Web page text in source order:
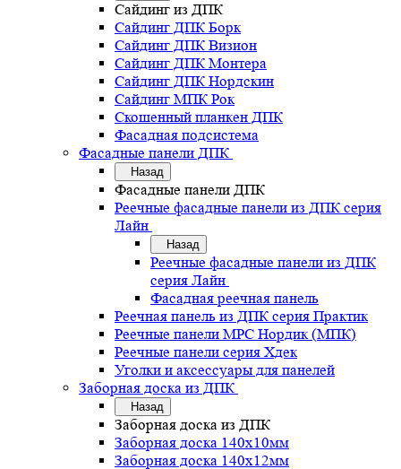
Сайдинг из ДПК
Сайдинг ДПК Борк
Сайдинг ДПК Визион
Сайдинг ДПК Монтера
Сайдинг ДПК Нордскин
Сайдинг МПК Рок
Скошенный планкен ДПК
Фасадная подсистема
Фасадные панели ДПК
Назад
Фасадные панели ДПК
Реечные фасадные панели из ДПК серия
Лайн
Назад
Реечные фасадные панели из ДПК
серия Лайн
Фасадная реечная панель
Реечная панель из ДПК серия Практик
Реечные панели MPC Нордик (МПК)
Реечные панели серия Хдек
Уголки и аксессуары для панелей
Заборная доска из ДПК
Назад
Заборная доска из ДПК
Заборная доска 140х10мм
Заборная доска 140х12мм